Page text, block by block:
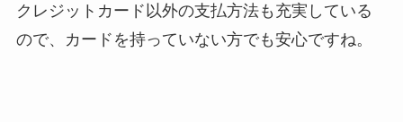
クレジットカード以外の支払方法も充実している
ので、カードを持っていない方でも安心ですね。